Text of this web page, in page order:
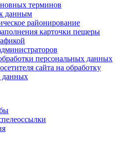
терминов
данным
районирование
карточки пещеры
персональных данных
сайта на обработку
данных